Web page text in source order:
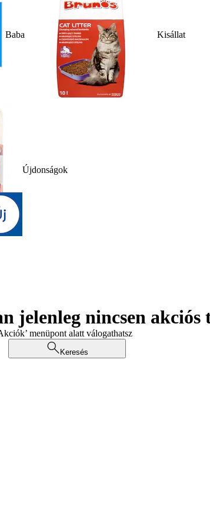
Baba Kisállat
Újdonságok
jelenleg nincsen akciós
menüpont alatt válogathatsz
Keresés